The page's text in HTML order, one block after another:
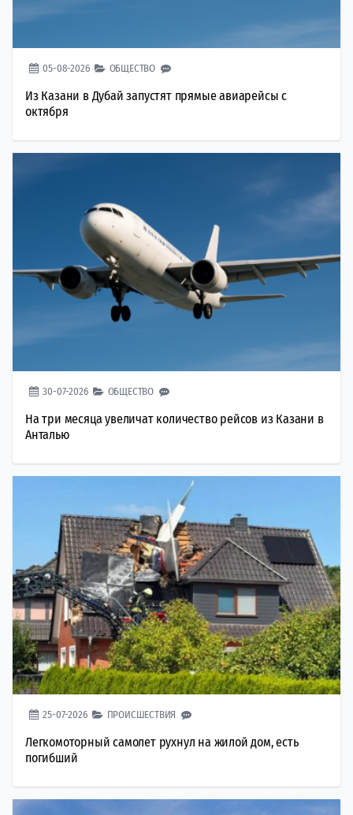
05-08-2026 ОБЩЕСТВО
Из Казани в Дубай запустят прямые авиарейсы с
октября
30-07-2026 ОБЩЕСТВО
На три месяца увеличат количество рейсов из Казани в
Анталью
25-07-2026 ПРОИСШЕСТВИЯ
Легкомоторный самолет рухнул на жилой дом, есть
погибший